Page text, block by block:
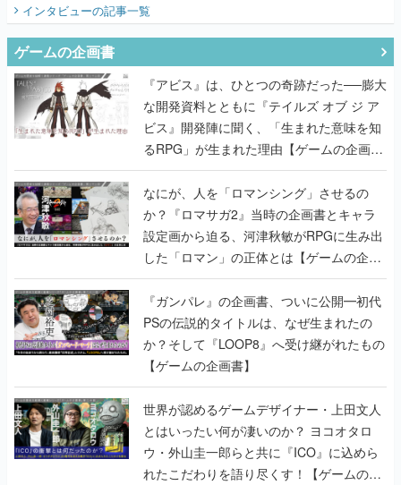
インタビューの記事一覧
ゲームの企画書
『アビス』は、ひとつの奇跡だった──膨大
な開発資料とともに『テイルズ オブ ジ ア
ビス』開発陣に聞く、「生まれた意味を知
るRPG」が生まれた理由【ゲームの企画
書】
なにが、人を「ロマンシング」させるの
か？『ロマサガ2』当時の企画書とキャラ
設定画から迫る、河津秋敏がRPGに生み出
した「ロマン」の正体とは【ゲームの企画
書】
『ガンパレ』の企画書、ついに公開━初代
PSの伝説的タイトルは、なぜ生まれたの
か？そして『LOOP8』へ受け継がれたもの
【ゲームの企画書】
世界が認めるゲームデザイナー・上田文人
とはいったい何が凄いのか？ ヨコオタロ
ウ・外山圭一郎らと共に『ICO』に込めら
れたこだわりを語り尽くす！【ゲームの企